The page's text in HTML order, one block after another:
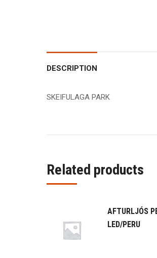
DESCRIPTION
SKEIFULAGA PARK
Related products
AFTURLJÓS
LED/PERU